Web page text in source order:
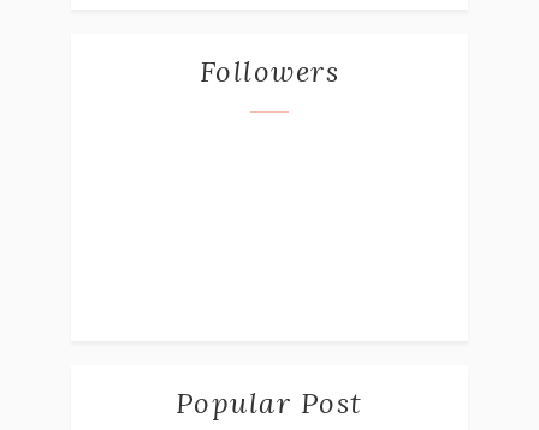
Followers
Popular Post